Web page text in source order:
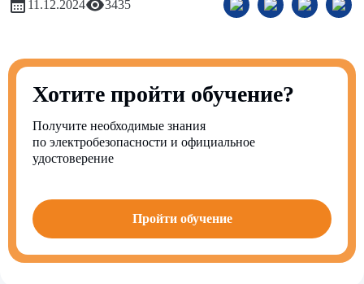
11.12.2024 3435
Хотите пройти обучение?
Получите необходимые знания
по электробезопасности и официальное
удостоверение
Пройти обучение